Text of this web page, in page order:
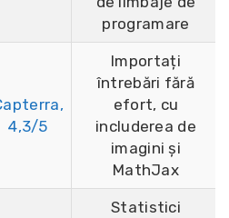
programare
4,3/5
Importați
întrebări fără
efort, cu
includerea de
imagini și
MathJax
Statistici